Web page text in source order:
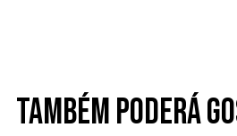
Também poderá